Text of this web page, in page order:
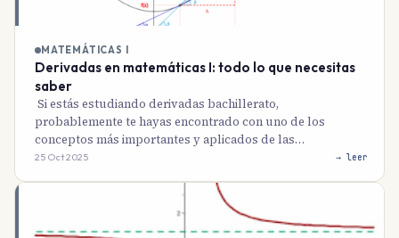
MATEMÁTICAS I
Derivadas en matemáticas I: todo lo que necesitas
saber
Si estás estudiando derivadas bachillerato,
probablemente te hayas encontrado con uno de los
conceptos más importantes y aplicados de las…
25 Oct 2025 → leer